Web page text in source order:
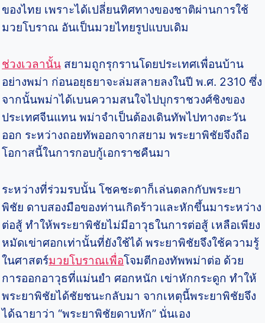
ของไทย เพราะได้เปลี่ยนทิศทางของชาติผ่านการใช้
มวยโบราณ อันเป็นมวยไทยรูปแบบเดิม
ช่วงเวลานั้น สยามถูกรุกรานโดยประเทศเพื่อนบ้าน
อย่างพม่า ก่อนอยุธยาจะล่มสลายลงในปี พ.ศ. 2310 ซึ่ง
จากนั้นพม่าได้เบนความสนใจไปบุกราชวงศ์ชิงของ
ประเทศจีนแทน พม่าจำเป็นต้องเดินทัพไปทางตะวัน
ออก ระหว่างถอยทัพออกจากสยาม พระยาพิชัยจึงถือ
โอกาสนี้ในการกอบกู้เอกราชคืนมา
ระหว่างที่ร่วมรบนั้น โชคชะตาก็เล่นตลกกับพระยา
พิชัย ดาบสองมือของท่านเกิดร้าวและหักขึ้นมาระหว่าง
ต่อสู้ ทำให้พระยาพิชัยไม่มีอาวุธในการต่อสู้ เหลือเพียง
หมัดเข่าศอกเท่านั้นที่ยังใช้ได้ พระยาพิชัยจึงใช้ความรู้
ในศาสตร์มวยโบราณเพื่อโจมตีกองทัพพม่าต่อ ด้วย
การออกอาวุธที่แม่นยำ ศอกหนัก เข่าหักกระดูก ทำให้
พระยาพิชัยได้ชัยชนะกลับมา จากเหตุนี้พระยาพิชัยจึง
ได้ฉายาว่า “พระยาพิชัยดาบหัก” นั่นเอง